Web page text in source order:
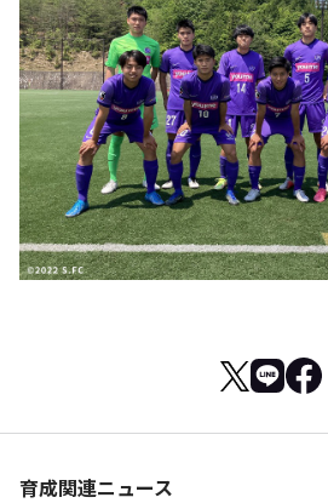
育成関連ニュース